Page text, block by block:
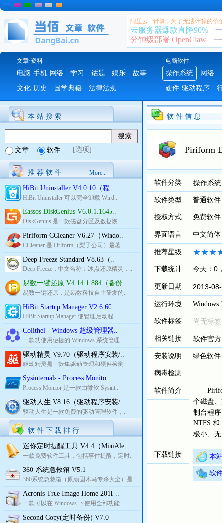
阿里云 - 计算，为了无法计算的价
云服务器爆款直降90%
分钟级部署 OpenClaw
文章·资料 电脑软件
电脑·手机·网络 学习 话题 娱乐
故事
文化·历史
国学典籍 法律法规
操作系统 网络
硬件·驱动程序
本 站 搜 索
文章 软件 [选项]
推 荐 软 件 More...
HiBit Uninstaller V4.0.10（程..
HiBit Uninstaller 可以完全卸载 Wind..
Eassos DiskGenius V6.0.1.1645..
DiskGenius 是一款磁盘分区及数据恢..
Piriform CCleaner V6.27（Windo..
CCleaner 是 Piriform（梨子公司）最著..
Deep Freeze Standard V8.63（..
Deep Freeze，中文名称：冰点还原精灵，..
易数一键还原 V4.14.1.884（备份..
易数一键还原，是易数科技自主研发的..
HiBit Startup Manager V2.6.60..
HiBit Startup Manager 使管理启动程..
Colithel - Windows 超级管理器..
一款功使用便捷的 Windows 系统管理..
驱动精灵 V9.70（驱动程序安装/..
驱动精灵是一款集驱动管理和硬件检测..
Sysinternals - Process Monito..
Process Monitor 是一款由微软 Sysint..
驱动人生 V8.16（驱动程序安装/..
驱动人生是一款免费的驱动管理软件，..
软 件 下 载 排 行
迷你定时提醒工具 V4.4（MiniAle..
一款免费软件工具，包括事件提醒，定时..
360 系统急救箱 V5.1
360系统急救箱（原顽固木马专杀大全）是..
Acronis True Image Home 2011 ..
一款可以在 Windows 下使用全部功能..
Second Copy(定时备份) V7.0
软 件 信 息
Piriform
软件分类 操作系统
软件类型 普通软件
授权方式 免费软件
界面语言 中文简体
推荐星级
下载统计 今天：0
更新日期 2013-
运行环境 Windows
软件标签 尚无标签
相关链接 软件官
安装说明 绿色软
病毒检测
软件简介
个磁盘
制台程
NTFS 和
极小、
下载链接 本
软